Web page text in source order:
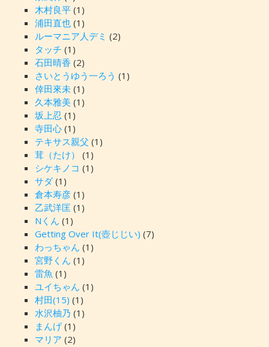
木村良平(1)
浦田直也(1)
ルーマニア人デミ (2)
タッチ (1)
石田晴香 (2)
さいとうゆう一ろう (1)
倖田來未(1)
久本雅美(1)
坂上忍 (1)
寺田心(1)
テキサス親父 (1)
茸（たけ）
(1)
シケキノコ (1)
サダ(1)
倉本寿彦(1)
乙武洋匡 (1)
Nくん (1)
Getting Over It(壺じじい) (7)
わっちゃん (1)
宮野くん (1)
雷魚 (1)
ユイちゃん (1)
村田(15) (1)
水沢柚乃 (1)
まんげ(1)
マリア (2)